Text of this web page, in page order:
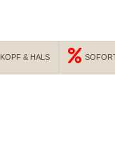
KOPF & HALS